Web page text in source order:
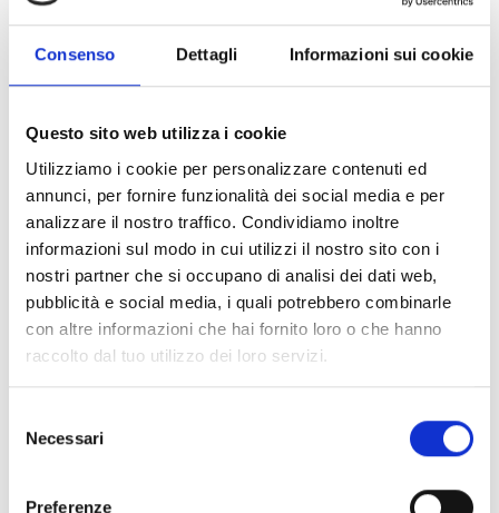
Consenso Dettagli Informazioni sui cookie
Questo sito web utilizza i cookie
Utilizziamo i cookie per personalizzare contenuti ed
annunci, per fornire funzionalità dei social media e per
analizzare il nostro traffico. Condividiamo inoltre
informazioni sul modo in cui utilizzi il nostro sito con i
nostri partner che si occupano di analisi dei dati web,
pubblicità e social media, i quali potrebbero combinarle
con altre informazioni che hai fornito loro o che hanno
raccolto dal tuo utilizzo dei loro servizi.
delNecessari
Preferenze
PENSIONE RESIDENCE OBKIRCHER
Via del Castello, 58
Tel.+39 0473 742014
info@pension-obkircher.com
Saperne di più